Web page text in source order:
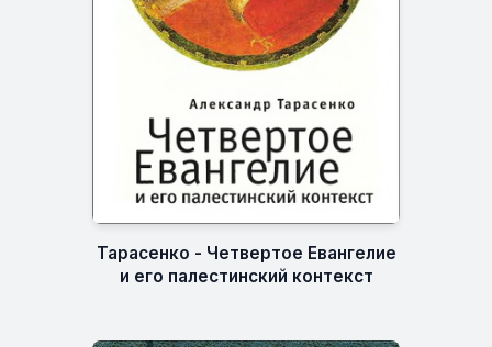
Тарасенко - Четвертое Евангелие
и его палестинский контекст